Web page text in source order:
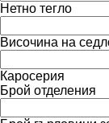
Нетно тегло
Височина на
Каросерия
Брой отделения